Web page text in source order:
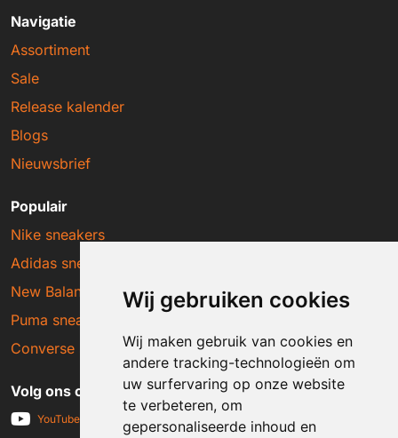
Wij gebruiken cookies
Wij maken gebruik van cookies en
andere tracking-technologieën om
uw surfervaring op onze website
te verbeteren, om
gepersonaliseerde inhoud en
Navigatie
Assortiment
Sale
Release kalender
Blogs
Nieuwsbrief
Populair
Nike sneakers
Adidas sneakers
New Balance sneakers
Puma sneakers
Converse sneakers
Volg ons op social media
YouTube